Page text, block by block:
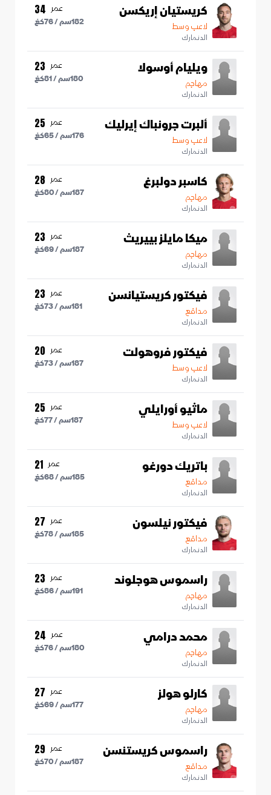
كريستيان إريكسن
لاعب وسط
الدنمارك
عمر 34
182سم /76كغ
ويليام أوسولا
مهاجم
الدنمارك
عمر 23
180سم /81كغ
ألبرت جرونباك إيرليك
لاعب وسط
الدنمارك
عمر 25
176سم /65كغ
كاسبر دولبرغ
مهاجم
الدنمارك
عمر 28
187سم /80كغ
ميكا مايلز بييريث
مهاجم
الدنمارك
عمر 23
187سم /69كغ
فيكتور كريستيانسن
مدافع
الدنمارك
عمر 23
181سم /73كغ
فيكتور فروهولت
لاعب وسط
الدنمارك
عمر 20
187سم /73كغ
ماثيو أورايلي
لاعب وسط
الدنمارك
عمر 25
187سم /77كغ
باتريك دورغو
مدافع
الدنمارك
عمر 21
185سم /68كغ
فيكتور نيلسون
مدافع
الدنمارك
عمر 27
185سم /78كغ
راسموس هوجلوند
مهاجم
الدنمارك
عمر 23
191سم /86كغ
محمد درامي
مهاجم
الدنمارك
عمر 24
180سم /76كغ
كارلو هولز
مهاجم
الدنمارك
عمر 27
177سم /69كغ
راسموس كريستنسن
مدافع
الدنمارك
عمر 29
187سم /70كغ